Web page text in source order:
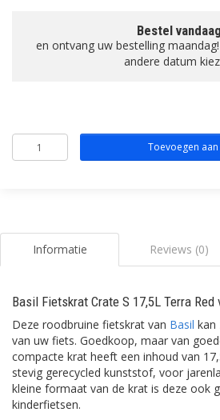
Bestel vandaag
en ontvang uw bestelling
andere datum
Toevoegen
Informatie Reviews (0)
Basil Fietskrat Crate S 17,5L Terra
Deze roodbruine fietskrat van Basil kan
van uw fiets. Goedkoop, maar van
compacte krat heeft een inhoud van
stevig gerecycled kunststof, voor
kleine formaat van de krat is deze ook
kinderfietsen.